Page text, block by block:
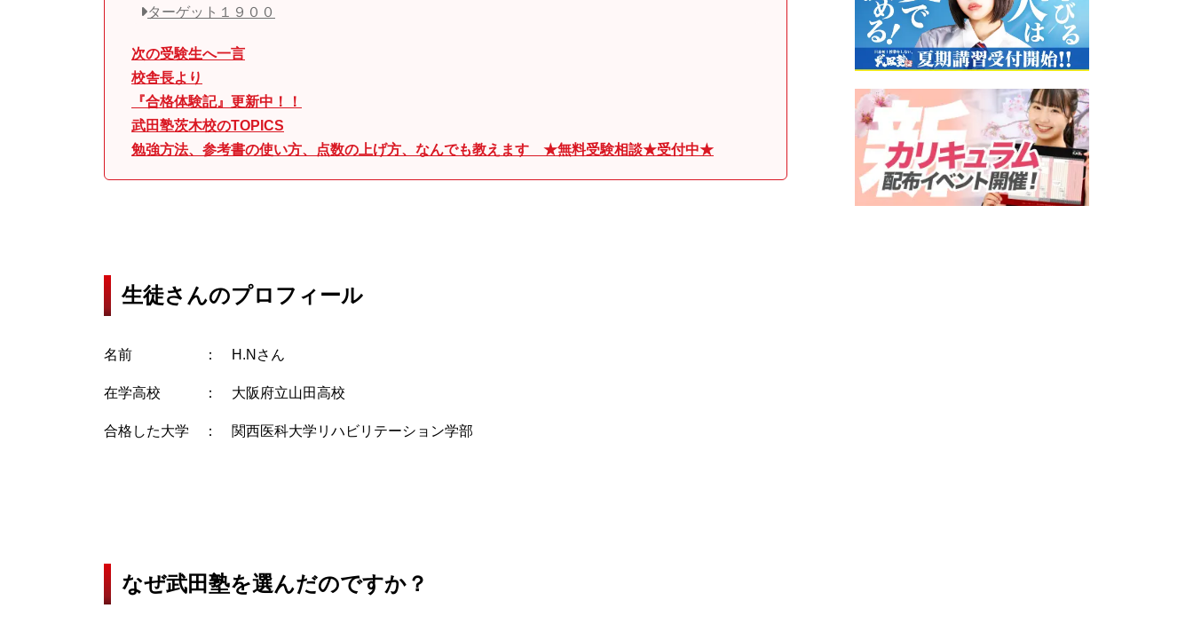
ターゲット１９００
次の受験生へ一言
校舎長より
『合格体験記』更新中！！
武田塾茨木校のTOPICS
勉強方法、参考書の使い方、点数の上げ方、なんでも教えます ★無料受験相談★受付中★
生徒さんのプロフィール
名前 ： H.Nさん
在学高校 ： 大阪府立山田高校
合格した大学 ： 関西医科大学リハビリテーション学部
なぜ武田塾を選んだのですか？